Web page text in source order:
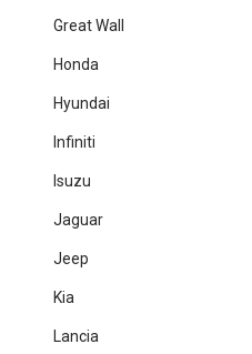
Great Wall
Honda
Hyundai
Infiniti
Isuzu
Jaguar
Jeep
Kia
Lancia